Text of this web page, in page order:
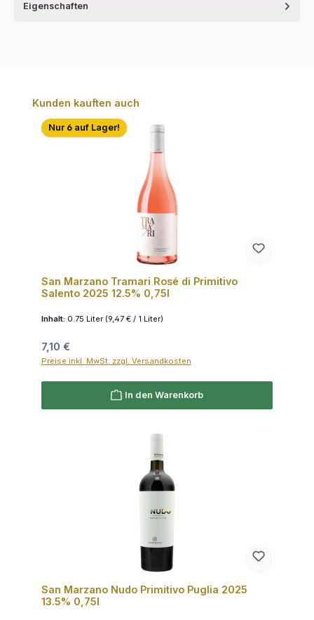
Eigenschaften
Produktgalerie überspringen
Kunden kauften auch
Nur 6 auf Lager!
San Marzano Tramari Rosé di Primitivo
Salento 2025 12.5% 0,75l
Inhalt: 0.75 Liter (9,47 € / 1 Liter)
Regulärer Preis:
7,10 €
Preise inkl. MwSt. zzgl. Versandkosten
In den Warenkorb
San Marzano Nudo Primitivo Puglia 2025
13.5% 0,75l